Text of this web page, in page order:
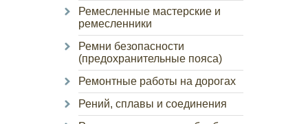
Ремесленные мастерские и
ремесленники
Ремни безопасности
(предохранительные пояса)
Ремонтные работы на дорогах
Рений, сплавы и соединения